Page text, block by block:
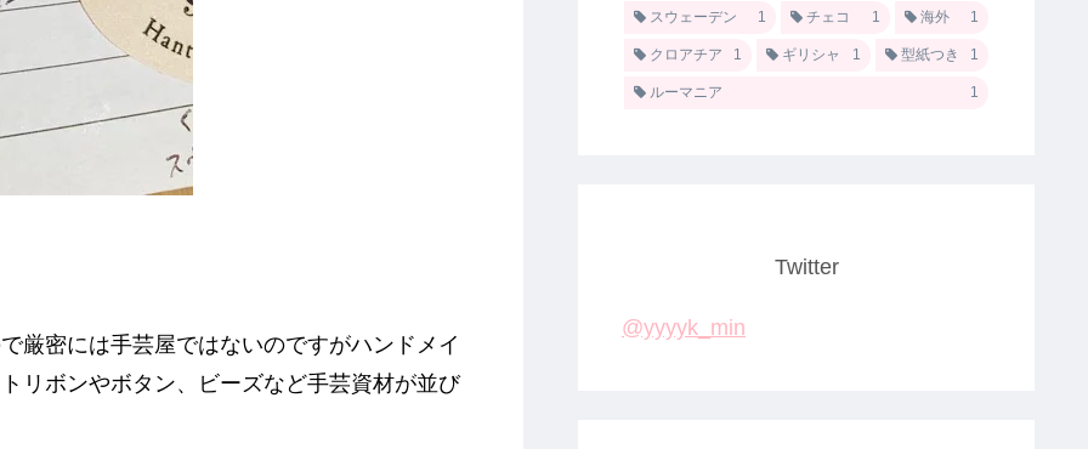
厳密には手芸屋ではないのですがハンドメイ
リボンやボタン、ビーズなど手芸資材が並び
スウェーデン 1 チェコ 1 海外 1
クロアチア 1 ギリシャ 1 型紙つき 1
ルーマニア 1
Twitter
@yyyyk_min